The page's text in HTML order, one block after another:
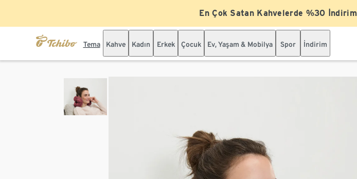
En Çok Satan Kahvelerde %30 İndirim
Tema Kahve Kadın Erkek Çocuk Ev, Yaşam & Mobilya Spor İndirim